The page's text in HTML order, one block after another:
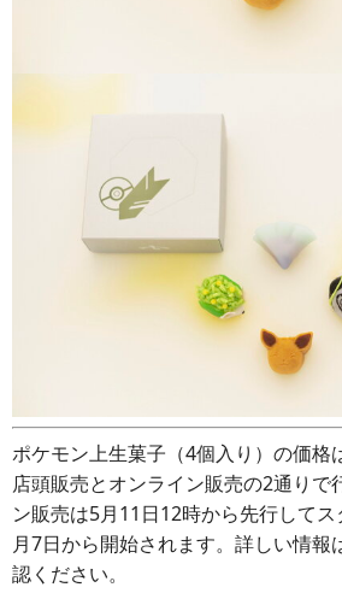
ポケモン上生菓子（4個入り）の価格
店頭販売とオンライン販売の2通りで
ン販売は5月11日12時から先行して
月7日から開始されます。詳しい情報
認ください。